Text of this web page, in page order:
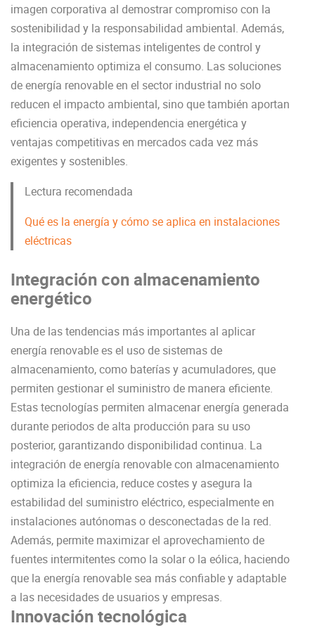
imagen corporativa al demostrar compromiso con la
sostenibilidad y la responsabilidad ambiental. Además,
la integración de sistemas inteligentes de control y
almacenamiento optimiza el consumo. Las soluciones
de energía renovable en el sector industrial no solo
reducen el impacto ambiental, sino que también aportan
eficiencia operativa, independencia energética y
ventajas competitivas en mercados cada vez más
exigentes y sostenibles.
Lectura recomendada
Qué es la energía y cómo se aplica en instalaciones
eléctricas
Integración con almacenamiento
energético
Una de las tendencias más importantes al aplicar
energía renovable es el uso de sistemas de
almacenamiento, como baterías y acumuladores, que
permiten gestionar el suministro de manera eficiente.
Estas tecnologías permiten almacenar energía generada
durante periodos de alta producción para su uso
posterior, garantizando disponibilidad continua. La
integración de energía renovable con almacenamiento
optimiza la eficiencia, reduce costes y asegura la
estabilidad del suministro eléctrico, especialmente en
instalaciones autónomas o desconectadas de la red.
Además, permite maximizar el aprovechamiento de
fuentes intermitentes como la solar o la eólica, haciendo
que la energía renovable sea más confiable y adaptable
a las necesidades de usuarios y empresas.
Innovación tecnológica